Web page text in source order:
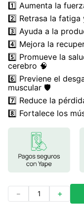
9.
ashwagandha
10
clorofila
1️⃣ Aumenta la
2️⃣ Retrasa la fatiga
3️⃣ Ayuda a la
4️⃣ Mejora la
5️⃣ Promueve la
cerebro 🧠
6️⃣ Previene el
muscular 🛡️
7️⃣ Reduce la
8️⃣ Fortalece los
＋
－